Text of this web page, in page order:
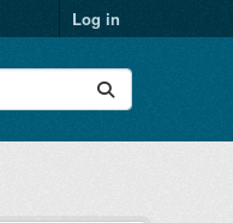
Log in